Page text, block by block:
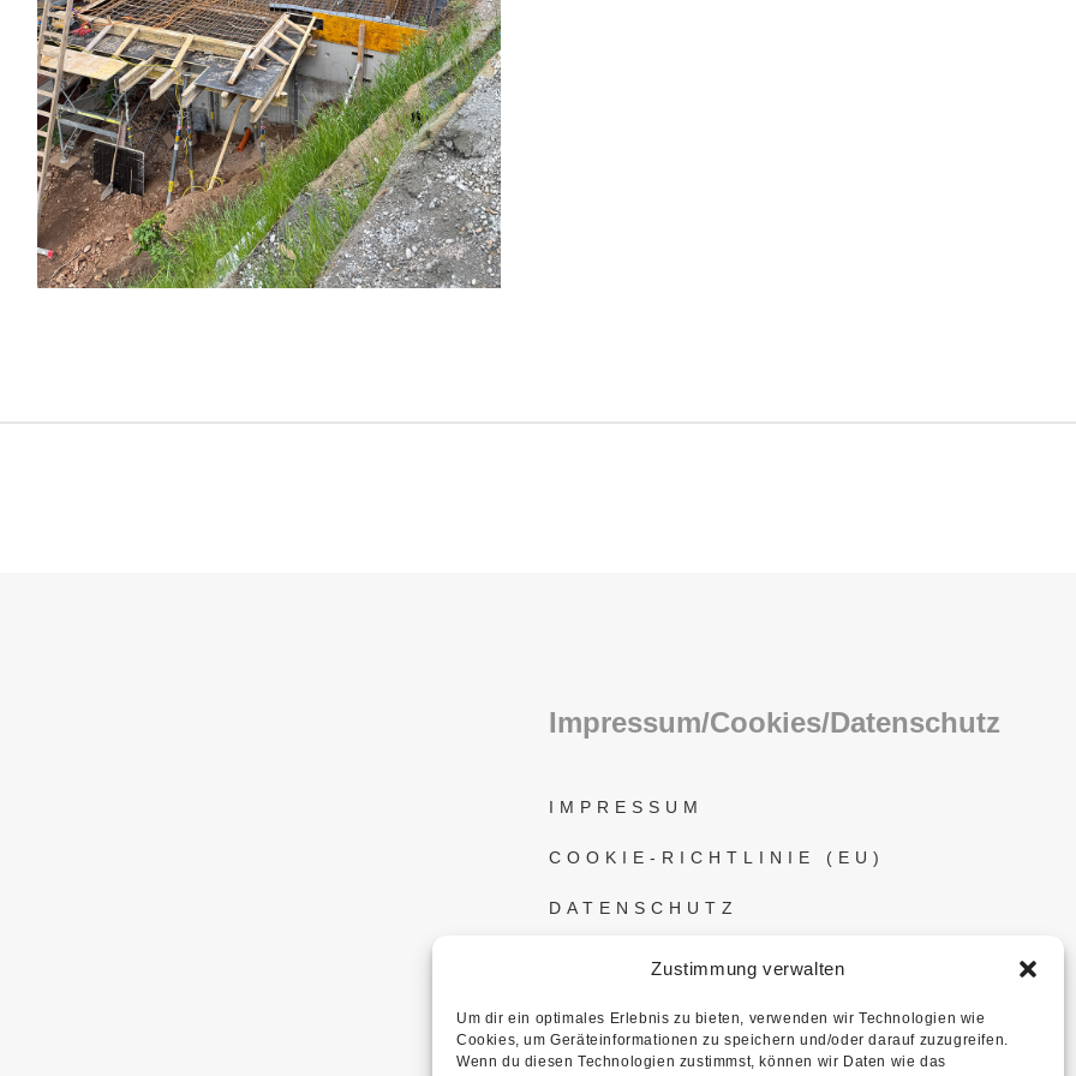
Zustimmung verwalten
Um dir ein optimales Erlebnis zu bieten, verwenden wir Technologien wie
Cookies, um Geräteinformationen zu speichern und/oder darauf zuzugreifen.
Wenn du diesen Technologien zustimmst, können wir Daten wie das
Impressum/Cookies/Datenschutz
IMPRESSUM
COOKIE-RICHTLINIE (EU)
DATENSCHUTZ